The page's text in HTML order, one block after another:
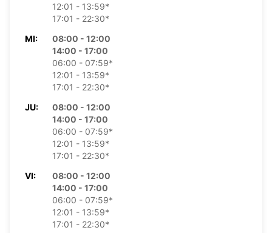
12:01 - 13:59*
17:01 - 22:30*
MI:
08:00 - 12:00
14:00 - 17:00
06:00 - 07:59*
12:01 - 13:59*
17:01 - 22:30*
JU:
08:00 - 12:00
14:00 - 17:00
06:00 - 07:59*
12:01 - 13:59*
17:01 - 22:30*
VI:
08:00 - 12:00
14:00 - 17:00
06:00 - 07:59*
12:01 - 13:59*
17:01 - 22:30*